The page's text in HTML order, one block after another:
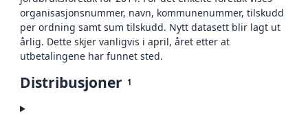
organisasjonsnummer, navn, kommunenummer, tilskudd
per ordning samt sum tilskudd. Nytt datasett blir lagt ut
årlig. Dette skjer vanligvis i april, året etter at
utbetalingene har funnet sted.
Distribusjoner 1